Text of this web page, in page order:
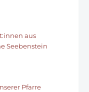
aus
Seebenstein
Pfarre